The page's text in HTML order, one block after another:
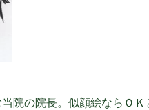
院の院長。似顔絵ならＯＫ